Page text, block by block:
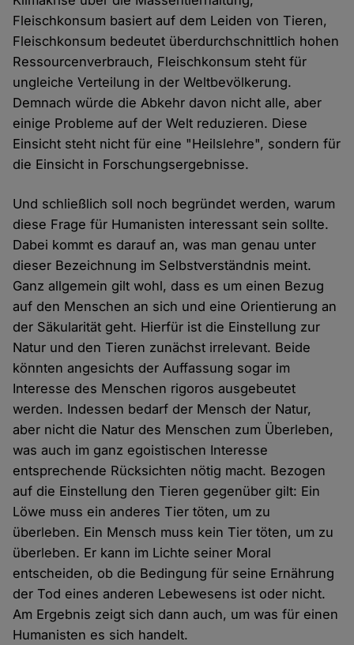
Fleischkonsum basiert auf dem Leiden von Tieren,
Fleischkonsum bedeutet überdurchschnittlich hohen
Ressourcenverbrauch, Fleischkonsum steht für
ungleiche Verteilung in der Weltbevölkerung.
Demnach würde die Abkehr davon nicht alle, aber
einige Probleme auf der Welt reduzieren. Diese
Einsicht steht nicht für eine "Heilslehre", sondern für
die Einsicht in Forschungsergebnisse.
Und schließlich soll noch begründet werden, warum
diese Frage für Humanisten interessant sein sollte.
Dabei kommt es darauf an, was man genau unter
dieser Bezeichnung im Selbstverständnis meint.
Ganz allgemein gilt wohl, dass es um einen Bezug
auf den Menschen an sich und eine Orientierung an
der Säkularität geht. Hierfür ist die Einstellung zur
Natur und den Tieren zunächst irrelevant. Beide
könnten angesichts der Auffassung sogar im
Interesse des Menschen rigoros ausgebeutet
werden. Indessen bedarf der Mensch der Natur,
aber nicht die Natur des Menschen zum Überleben,
was auch im ganz egoistischen Interesse
entsprechende Rücksichten nötig macht. Bezogen
auf die Einstellung den Tieren gegenüber gilt: Ein
Löwe muss ein anderes Tier töten, um zu
überleben. Ein Mensch muss kein Tier töten, um zu
überleben. Er kann im Lichte seiner Moral
entscheiden, ob die Bedingung für seine Ernährung
der Tod eines anderen Lebewesens ist oder nicht.
Am Ergebnis zeigt sich dann auch, um was für einen
Humanisten es sich handelt.